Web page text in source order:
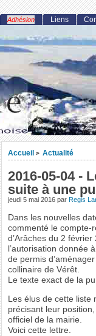
Accueil > Actualité
2016-05-04 -
suite à une
jeudi 5 mai 2016 par Regis
Dans les nouvelles
commenté le compte-
d’Arâches du 2 février
l’autorisation donnée
de permis
collinaire de Vérêt.
Le texte exact de la
Les élus de cette liste
précisant leur
officiel de la mairie.
Voici cette lettre.
Adhésion Liens